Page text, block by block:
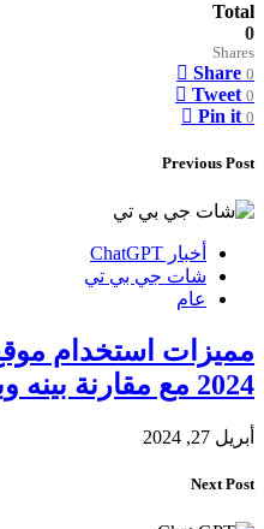
Total
0
Shares
Share 0
Tweet 0
Pin it 0
Previous Post
أخبار ChatGPT
شات جي بي تي
عام
مميزات استخدام
2024 مع مقارنة بينه وبين بعض المواقع
أبريل 27, 2024
Next Post